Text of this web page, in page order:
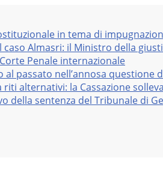
in tema di
Almasri: il Ministro della
Penale internazionale
passato nell’annosa questione
alternativi: la Cassazione
della sentenza del Tribunale di